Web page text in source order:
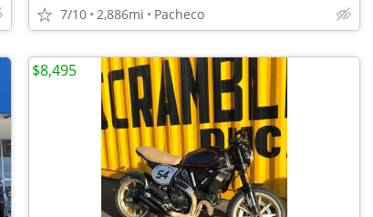
7/10 2,886mi Pacheco
$8,495